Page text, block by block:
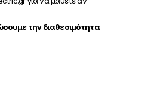
την διαθεσιμότητα